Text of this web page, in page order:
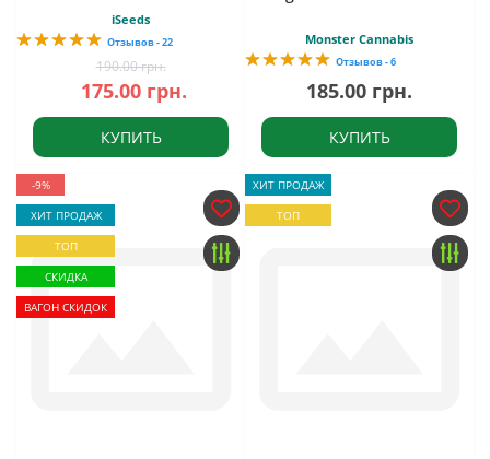
iSeeds
Отзывов - 22
190.00 грн.
175.00 грн.
КУПИТЬ
Monster Cannabis
Отзывов - 6
185.00 грн.
КУПИТЬ
-9%
ХИТ ПРОДАЖ
ТОП
СКИДКА
ВАГОН СКИДОК
ХИТ ПРОДАЖ
ТОП